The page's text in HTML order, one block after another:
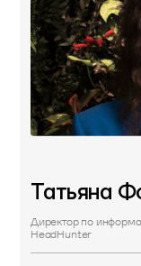
Татьяна
Директор по
HeadHunter